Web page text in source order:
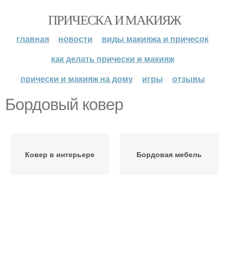
ПРИЧЕСКА И МАКИЯЖ
главная новости
виды макияжа и причесок
как делать прически и макияж
прически и макияж на дому
игры отзывы
Бордовый ковер
Ковер в интерьере Бордовая мебель